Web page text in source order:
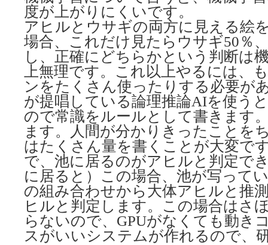
度が上がりにくいです。
アヒルとウサギの両方に見える絵
場合、これだけ見たらウサギ50％
し、正確にどちらかという判断は
上無理です。これ以上やるには、
ンをたくさん使ったりする必要が
が提唱している論理推論AIを使う
ので常識をルールとして書きます
ます。人間が分かりきったことを
はたくさん量を書くことが大変で
で、池に居るのがアヒルと判定で
に居ると）この場合、池が写って
の組み合わせから大体アヒルと推
ヒルと判定します。この場合はさ
らないので、GPUがなくても動き
スがいいシステムが作れるので、